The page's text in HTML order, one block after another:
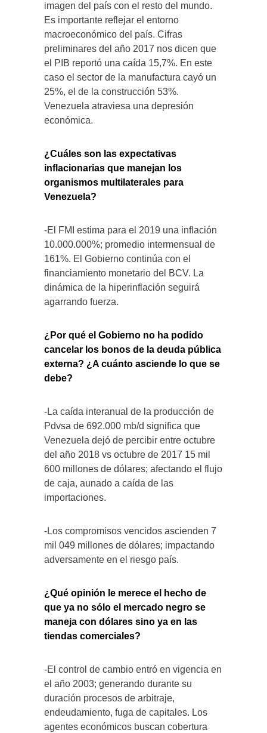
imagen del país con el resto del mundo.
Es importante reflejar el entorno
macroeconómico del país. Cifras
preliminares del año 2017 nos dicen que
el PIB reportó una caída 15,7%. En este
caso el sector de la manufactura cayó un
25%, el de la construcción 53%.
Venezuela atraviesa una depresión
económica.
¿Cuáles son las expectativas
inflacionarias que manejan los
organismos multilaterales para
Venezuela?
-El FMI estima para el 2019 una inflación
10.000.000%; promedio intermensual de
161%. El Gobierno continúa con el
financiamiento monetario del BCV. La
dinámica de la hiperinflación seguirá
agarrando fuerza.
¿Por qué el Gobierno no ha podido
cancelar los bonos de la deuda pública
externa? ¿A cuánto asciende lo que se
debe?
-La caída interanual de la producción de
Pdvsa de 692.000 mb/d significa que
Venezuela dejó de percibir entre octubre
del año 2018 vs octubre de 2017 15 mil
600 millones de dólares; afectando el flujo
de caja, aunado a caída de las
importaciones.
-Los compromisos vencidos ascienden 7
mil 049 millones de dólares; impactando
adversamente en el riesgo país.
¿Qué opinión le merece el hecho de
que ya no sólo el mercado negro se
maneja con dólares sino ya en las
tiendas comerciales?
-El control de cambio entró en vigencia en
el año 2003; generando durante su
duración procesos de arbitraje,
endeudamiento, fuga de capitales. Los
agentes económicos buscan cobertura